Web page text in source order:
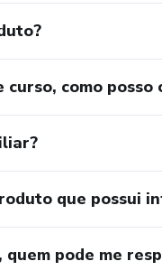
como posso
que possui
pode me